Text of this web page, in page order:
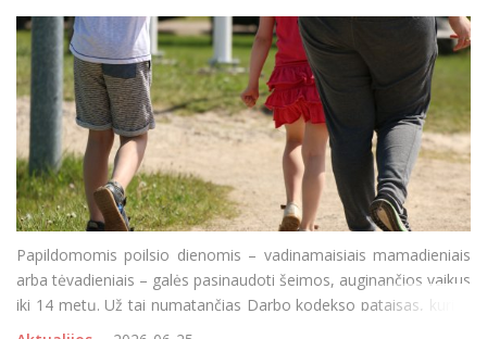
Papildomomis poilsio dienomis – vadinamaisiais mamadieniais
arba tėvadieniais – galės pasinaudoti šeimos, auginančios vaikus
iki 14 metų. Už tai numatančias Darbo kodekso pataisas, kurias
inicijavo Seimo Švietimo ir mokslo komiteto pirmininkė